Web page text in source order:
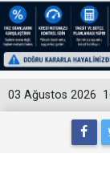
03 Ağustos 2026